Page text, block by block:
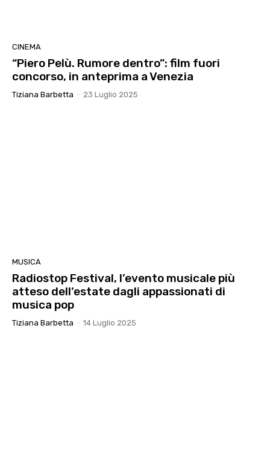
CINEMA
“Piero Pelù. Rumore dentro”: film fuori
concorso, in anteprima a Venezia
Tiziana Barbetta - 23 Luglio 2025
MUSICA
Radiostop Festival, l’evento musicale più
atteso dell’estate dagli appassionati di
musica pop
Tiziana Barbetta - 14 Luglio 2025